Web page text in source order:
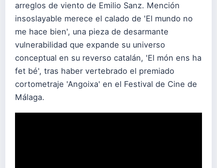
arreglos de viento de Emilio Sanz. Mención
insoslayable merece el calado de 'El mundo no
me hace bien', una pieza de desarmante
vulnerabilidad que expande su universo
conceptual en su reverso catalán, 'El món ens ha
fet bé', tras haber vertebrado el premiado
cortometraje 'Angoixa' en el Festival de Cine de
Málaga.